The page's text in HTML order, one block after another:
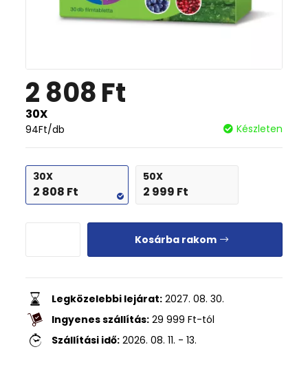
2 808Ft
30X
94Ft/db Készleten
30X
2 808 Ft
50X
2 999 Ft
Kosárba rakom
Legközelebbi lejárat: 2027. 08. 30.
Ingyenes szállítás: 29 999 Ft-tól
Szállítási idő: 2026. 08. 11. - 13.